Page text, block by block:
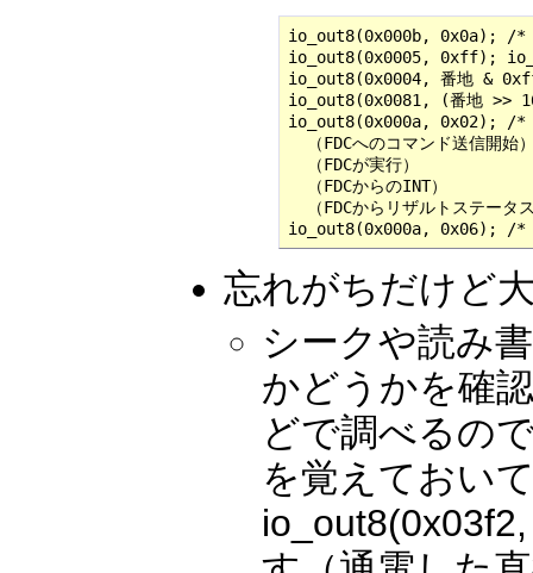
io_out8(0x000b, 0x0a); /* モ
io_out8(0x0005, 0xff);
io_out8(0x0004, 番地 &
io_out8(0x0081, (番地 >>
io_out8(0x000a, 0x02); /* マ
（FDCへのコマンド送信開始
  （FDCが実行）
  （FDCからのINT）
（FDCからリザルトステータ
io_out8(0x000a, 0x06); /*
忘れがちだけど
シークや読み
かどうかを確
どで調べるの
を覚えておい